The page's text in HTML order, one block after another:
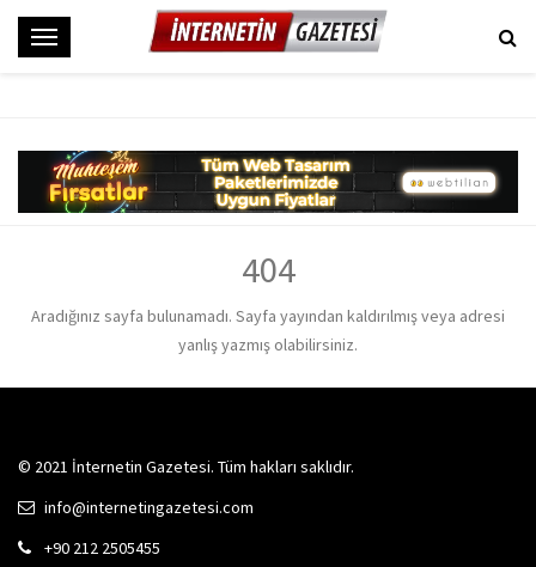
M
404
Aradığınız sayfa bulunamadı. Sayfa yayından kaldırılmış veya adresi
yanlış yazmış olabilirsiniz.
© 2021 İnternetin Gazetesi. Tüm hakları saklıdır.
info@internetingazetesi.com
+90 212 2505455